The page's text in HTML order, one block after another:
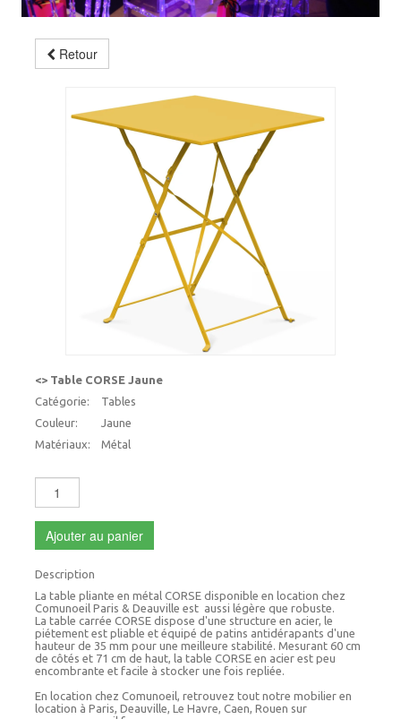
Retour
<> Table CORSE Jaune
Catégorie:
Tables
Couleur:
Jaune
Matériaux:
Métal
Ajouter au panier
Description
La table pliante en métal CORSE disponible en location chez
Comunoeil Paris & Deauville est aussi légère que robuste.
La table carrée CORSE dispose d'une structure en acier, le
piétement est pliable et équipé de patins antidérapants d'une
hauteur de 35 mm pour une meilleure stabilité. Mesurant 60 cm
de côtés et 71 cm de haut, la table CORSE en acier est peu
encombrante et facile à stocker une fois repliée.
En location chez Comunoeil, retrouvez tout notre mobilier en
location à Paris, Deauville, Le Havre, Caen, Rouen sur